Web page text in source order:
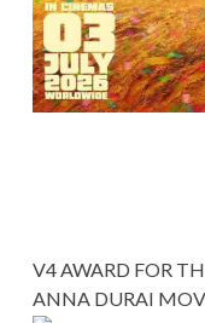
V4 AWARD FOR
ANNA DURAI